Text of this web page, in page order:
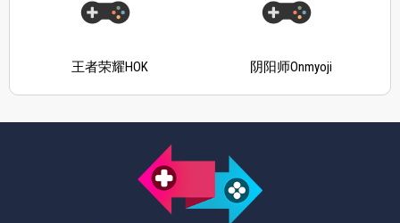
王者荣耀HOK 阴阳师Onmyoji